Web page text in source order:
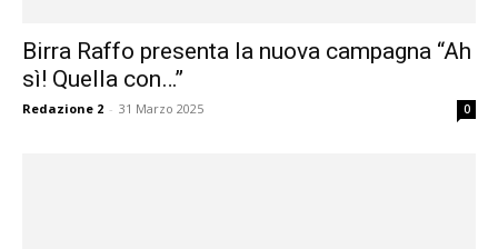
Birra Raffo presenta la nuova campagna “Ah
sì! Quella con…”
Redazione 2 - 31 Marzo 2025 0